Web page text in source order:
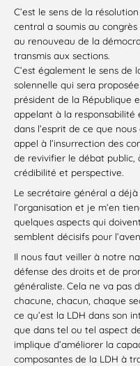
C’est le sens de la
central a soumis au congrès
au renouveau de la
transmis aux sections.
C’est également le sens de
solennelle qui sera
président de la République
appelant à la responsabilité
dans l’esprit de ce que
appel à l’insurrection des
de revivifier le débat public,
crédibilité et perspective.
Le secrétaire général a
l’organisation et je m’en
quelques aspects qui
semblent décisifs pour
Il nous faut veiller à notre
défense des droits et de
généraliste. Cela ne va pas
chacune, chacun, chaque
ce qu’est la LDH dans son
que dans tel ou tel aspect
implique d’améliorer la
composantes de la LDH à